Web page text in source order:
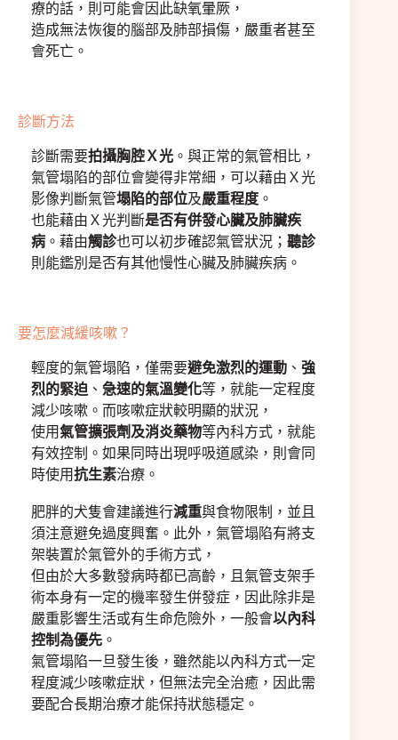
療的話，則可能會因此缺氧暈厥，
造成無法恢復的腦部及肺部損傷，嚴重者甚至
會死亡。
診斷方法
診斷需要拍攝胸腔Ｘ光 。與正常的氣管相比，
氣管塌陷的部位會變得非常細，可以藉由Ｘ光
影像判斷氣管塌陷的部位及嚴重程度 。
也能藉由Ｘ光判斷是否有併發心臟及肺臟疾
病 。藉由觸診也可以初步確認氣管狀況； 聽診
則能鑑別是否有其他慢性心臟及肺臟疾病。
要怎麼減緩咳嗽？
輕度的氣管塌陷，僅需要避免激烈的運動 、 強
烈的緊迫 、 急速的氣溫變化等，就能一定程度
減少咳嗽。而咳嗽症狀較明顯的狀況，
使用氣管擴張劑及消炎藥物等內科方式，就能
有效控制。如果同時出現呼吸道感染，則會同
時使用抗生素治療。
肥胖的犬隻會建議進行減重與食物限制，並且
須注意避免過度興奮。此外，氣管塌陷有將支
架裝置於氣管外的手術方式，
但由於大多數發病時都已高齡，且氣管支架手
術本身有一定的機率發生併發症，因此除非是
嚴重影響生活或有生命危險外，一般會以內科
控制為優先 。
氣管塌陷一旦發生後，雖然能以內科方式一定
程度減少咳嗽症狀，但無法完全治癒，因此需
要配合長期治療才能保持狀態穩定。